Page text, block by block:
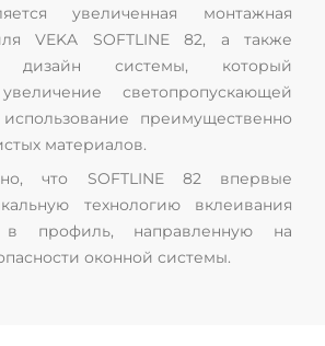
увеличенная монтажная
VEKA SOFTLINE 82, а также
дизайн системы, который
светопропускающей
преимущественно
материалов.
что SOFTLINE 82 впервые
технологию вклеивания
в профиль, направленную на
оконной системы.